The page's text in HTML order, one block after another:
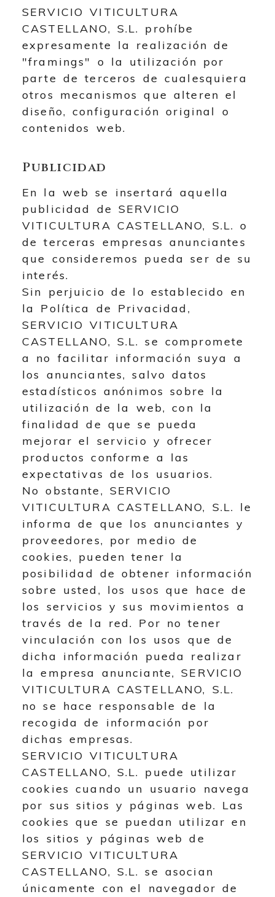
SERVICIO VITICULTURA
CASTELLANO, S.L. prohíbe
expresamente la realización de
"framings" o la utilización por
parte de terceros de cualesquiera
otros mecanismos que alteren el
diseño, configuración original o
contenidos web.
Publicidad
En la web se insertará aquella
publicidad de SERVICIO
VITICULTURA CASTELLANO, S.L. o
de terceras empresas anunciantes
que consideremos pueda ser de su
interés.
Sin perjuicio de lo establecido en
la Política de Privacidad,
SERVICIO VITICULTURA
CASTELLANO, S.L. se compromete
a no facilitar información suya a
los anunciantes, salvo datos
estadísticos anónimos sobre la
utilización de la web, con la
finalidad de que se pueda
mejorar el servicio y ofrecer
productos conforme a las
expectativas de los usuarios.
No obstante, SERVICIO
VITICULTURA CASTELLANO, S.L. le
informa de que los anunciantes y
proveedores, por medio de
cookies, pueden tener la
posibilidad de obtener información
sobre usted, los usos que hace de
los servicios y sus movimientos a
través de la red. Por no tener
vinculación con los usos que de
dicha información pueda realizar
la empresa anunciante,SERVICIO
VITICULTURA CASTELLANO, S.L.
no se hace responsable de la
recogida de información por
dichas empresas.
SERVICIO VITICULTURA
CASTELLANO, S.L. puede utilizar
cookies cuando un usuario navega
por sus sitios y páginas web. Las
cookies que se puedan utilizar en
los sitios y páginas web de
SERVICIO VITICULTURA
CASTELLANO, S.L. se asocian
únicamente con el navegador de